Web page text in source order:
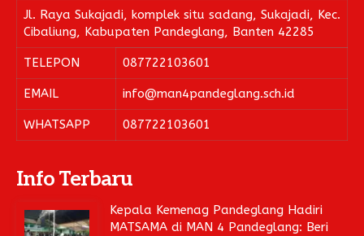
Jl. Raya Sukajadi, komplek situ sadang, Sukajadi, Kec.
Cibaliung, Kabupaten Pandeglang, Banten 42285
TELEPON 087722103601
EMAIL info@man4pandeglang.sch.id
WHATSAPP 087722103601
Info Terbaru
Kepala Kemenag Pandeglang Hadiri
MATSAMA di MAN 4 Pandeglang: Beri